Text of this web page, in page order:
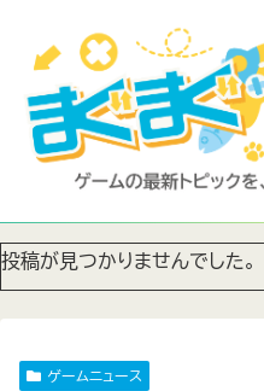
投稿が見つかりませんでした。
ゲームニュース